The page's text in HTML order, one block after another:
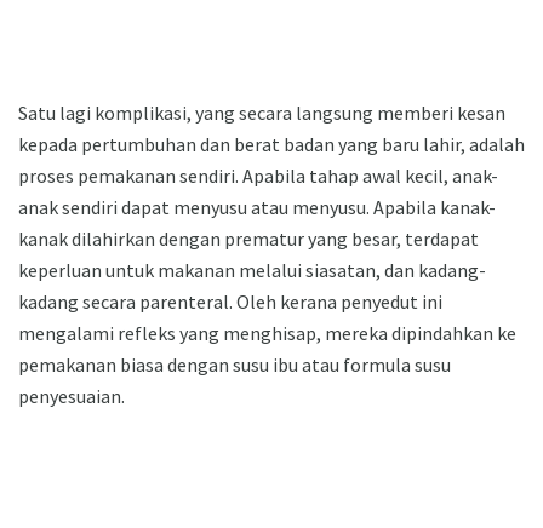
Satu lagi komplikasi, yang secara langsung memberi kesan
kepada pertumbuhan dan berat badan yang baru lahir, adalah
proses pemakanan sendiri. Apabila tahap awal kecil, anak-
anak sendiri dapat menyusu atau menyusu. Apabila kanak-
kanak dilahirkan dengan prematur yang besar, terdapat
keperluan untuk makanan melalui siasatan, dan kadang-
kadang secara parenteral. Oleh kerana penyedut ini
mengalami refleks yang menghisap, mereka dipindahkan ke
pemakanan biasa dengan susu ibu atau formula susu
penyesuaian.